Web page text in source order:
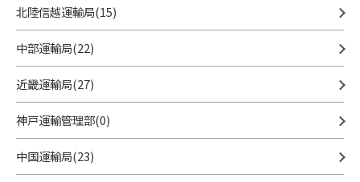
北陸信越運輸局(15)
中部運輸局(22)
近畿運輸局(27)
神戸運輸管理部(0)
中国運輸局(23)